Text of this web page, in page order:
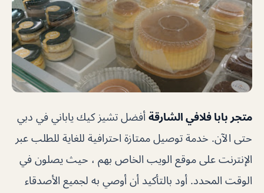
متجر بابا فلافي الشارقة أفضل تشيز كيك ياباني في دبي
حتى الآن. خدمة توصيل ممتازة احترافية للغاية للطلب عبر
الإنترنت على موقع الويب الخاص بهم ، حيث يصلون في
الوقت المحدد. أود بالتأكيد أن أوصي به لجميع الأصدقاء